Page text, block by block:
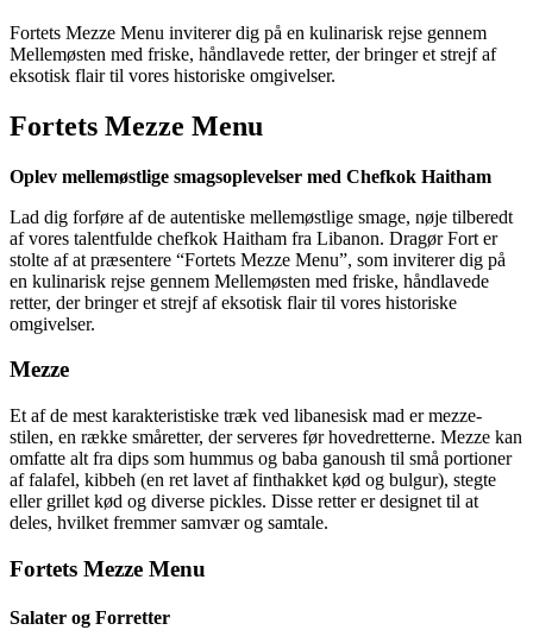
Fortets Mezze Menu inviterer dig på en kulinarisk rejse gennem
Mellemøsten med friske, håndlavede retter, der bringer et strejf af
eksotisk flair til vores historiske omgivelser.
Fortets Mezze Menu
Oplev mellemøstlige smagsoplevelser med Chefkok Haitham
Lad dig forføre af de autentiske mellemøstlige smage, nøje tilberedt
af vores talentfulde chefkok Haitham fra Libanon. Dragør Fort er
stolte af at præsentere “Fortets Mezze Menu”, som inviterer dig på
en kulinarisk rejse gennem Mellemøsten med friske, håndlavede
retter, der bringer et strejf af eksotisk flair til vores historiske
omgivelser.
Mezze
Et af de mest karakteristiske træk ved libanesisk mad er mezze-
stilen, en række småretter, der serveres før hovedretterne. Mezze kan
omfatte alt fra dips som hummus og baba ganoush til små portioner
af falafel, kibbeh (en ret lavet af finthakket kød og bulgur), stegte
eller grillet kød og diverse pickles. Disse retter er designet til at
deles, hvilket fremmer samvær og samtale.
Fortets Mezze Menu
Salater og Forretter